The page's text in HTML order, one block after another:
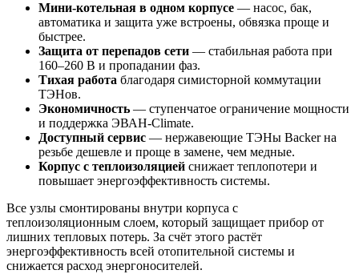
Мини-котельная в одном корпусе — насос, бак,
автоматика и защита уже встроены, обвязка проще и
быстрее.
Защита от перепадов сети — стабильная работа при
160–260 В и пропадании фаз.
Тихая работа благодаря симисторной коммутации
ТЭНов.
Экономичность — ступенчатое ограничение мощности
и поддержка ЭВАН-Climate.
Доступный сервис — нержавеющие ТЭНы Backer на
резьбе дешевле и проще в замене, чем медные.
Корпус с теплоизоляцией снижает теплопотери и
повышает энергоэффективность системы.
Все узлы смонтированы внутри корпуса с
теплоизоляционным слоем, который защищает прибор от
лишних тепловых потерь. За счёт этого растёт
энергоэффективность всей отопительной системы и
снижается расход энергоносителей.